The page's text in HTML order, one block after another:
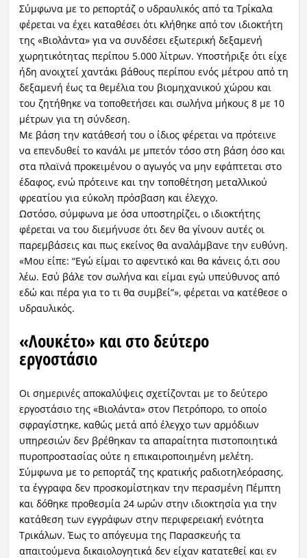
Σύμφωνα με το ρεπορτάζ ο υδραυλικός από τα Τρίκαλα
φέρεται να έχει καταθέσει ότι κλήθηκε από τον ιδιοκτήτη
της «Βιολάντα» για να συνδέσει εξωτερική δεξαμενή
χωρητικότητας περίπου 5.000 λίτρων. Υποστήριξε ότι είχε
ήδη ανοιχτεί χαντάκι βάθους περίπου ενός μέτρου από τη
δεξαμενή έως τα θεμέλια του βιομηχανικού χώρου και
του ζητήθηκε να τοποθετήσει και σωλήνα μήκους 8 με 10
μέτρων για τη σύνδεση.
Με βάση την κατάθεσή του ο ίδιος φέρεται να πρότεινε
να επενδυθεί το κανάλι με μπετόν τόσο στη βάση όσο και
στα πλαϊνά προκειμένου ο αγωγός να μην εφάπτεται στο
έδαφος, ενώ πρότεινε και την τοποθέτηση μεταλλικού
φρεατίου για εύκολη πρόσβαση και έλεγχο.
Ωστόσο, σύμφωνα με όσα υποστηρίζει, ο ιδιοκτήτης
φέρεται να του διεμήνυσε ότι δεν θα γίνουν αυτές οι
παρεμβάσεις και πως εκείνος θα αναλάμβανε την ευθύνη.
«Μου είπε: “Εγώ είμαι το αφεντικό και θα κάνεις ό,τι σου
λέω. Εσύ βάλε τον σωλήνα και είμαι εγώ υπεύθυνος από
εδώ και πέρα για το τι θα συμβεί”», φέρεται να κατέθεσε ο
υδραυλικός.
«Λουκέτο» και στο δεύτερο
εργοστάσιο
Οι σημερινές αποκαλύψεις σχετίζονται με το δεύτερο
εργοστάσιο της «Βιολάντα» στον Πετρόπορο, το οποίο
σφραγίστηκε, καθώς μετά από έλεγχο των αρμόδιων
υπηρεσιών δεν βρέθηκαν τα απαραίτητα πιστοποιητικά
πυροπροστασίας ούτε η επικαιροποιημένη μελέτη.
Σύμφωνα με το ρεπορτάζ της κρατικής ραδιοτηλεόρασης,
τα έγγραφα δεν προσκομίστηκαν την περασμένη Πέμπτη
και δόθηκε προθεσμία 24 ωρών στην ιδιοκτησία για την
κατάθεση των εγγράφων στην περιφερειακή ενότητα
Τρικάλων. Έως το απόγευμα της Παρασκευής τα
απαιτούμενα δικαιολογητικά δεν είχαν κατατεθεί και εν